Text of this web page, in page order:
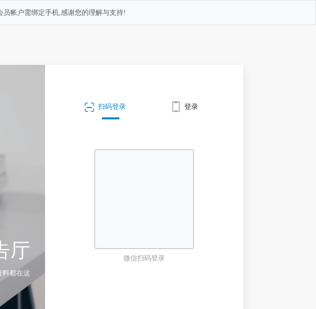
帐户需绑定手机,感谢您的理解与支持!
厅
料都在这
扫码登录 登录
微信扫码登录